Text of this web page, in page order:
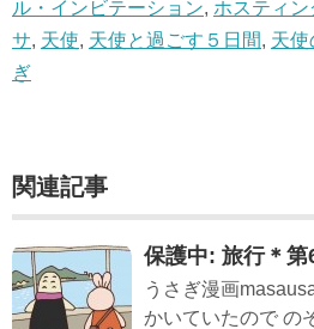
ル・インビテーション, ホスティ
サ, 天使, 天使と過ごす５日間, 天使
ぎ
関連記事
保護中: 旅行＊
うさぎ漫画
かいていたので の